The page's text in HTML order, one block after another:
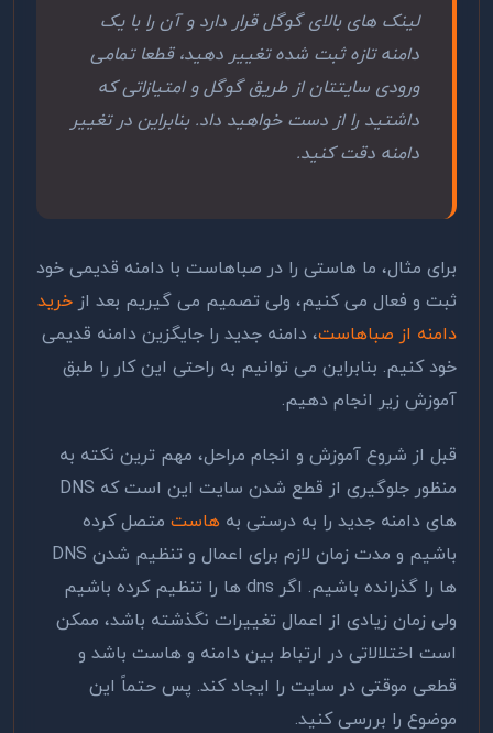
لینک های بالای گوگل قرار دارد و آن را با یک
دامنه تازه ثبت شده تغییر دهید، قطعا تمامی
ورودی سایتتان از طریق گوگل و امتیازاتی که
داشتید را از دست خواهید داد. بنابراین در تغییر
دامنه دقت کنید.
برای مثال، ما هاستی را در صباهاست با دامنه قدیمی خود
ثبت و فعال می کنیم، ولی تصمیم می گیریم بعد از خرید
دامنه از صباهاست، دامنه جدید را جایگزین دامنه قدیمی
خود کنیم. بنابراین می توانیم به راحتی این کار را طبق
آموزش زیر انجام دهیم.
قبل از شروع آموزش و انجام مراحل، مهم ترین نکته به
منظور جلوگیری از قطع شدن سایت این است که DNS
های دامنه جدید را به درستی به هاست متصل کرده
باشیم و مدت زمان لازم برای اعمال و تنظیم شدن DNS
ها را گذرانده باشیم. اگر dns ها را تنظیم کرده باشیم
ولی زمان زیادی از اعمال تغییرات نگذشته باشد، ممکن
است اختلالاتی در ارتباط بین دامنه و هاست باشد و
قطعی موقتی در سایت را ایجاد کند. پس حتماً این
موضوع را بررسی کنید.